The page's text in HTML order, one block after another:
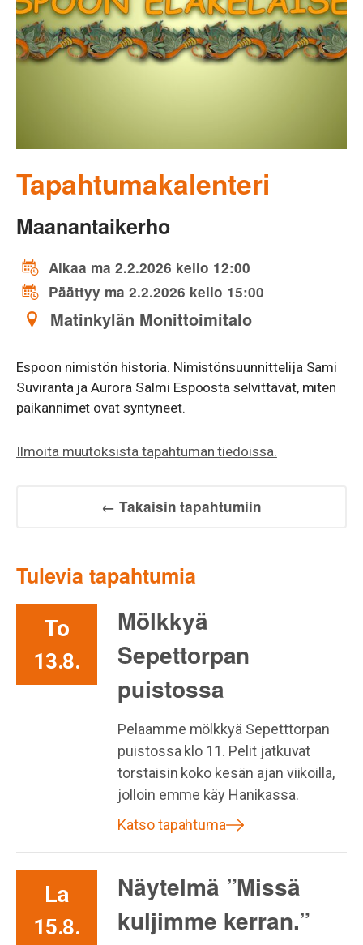
Tapahtumakalenteri
Maanantaikerho
Alkaa ma 2.2.2026 kello 12:00
Päättyy ma 2.2.2026 kello 15:00
Matinkylän Monittoimitalo
Espoon nimistön historia. Nimistönsuunnittelija Sami
Suviranta ja Aurora Salmi Espoosta selvittävät, miten
paikannimet ovat syntyneet.
Ilmoita muutoksista tapahtuman tiedoissa.
← Takaisin tapahtumiin
Tulevia tapahtumia
To
13.8.
Mölkkyä
Sepettorpan
puistossa
Pelaamme mölkkyä Sepetttorpan
puistossa klo 11. Pelit jatkuvat
torstaisin koko kesän ajan viikoilla,
jolloin emme käy Hanikassa.
Katso tapahtuma
La
15.8.
Näytelmä ”Missä
kuljimme kerran.”